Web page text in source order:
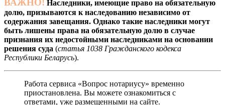
ВАЖНО! Наследники, имеющие право на обязательную
долю, призываются к наследованию независимо от
содержания завещания. Однако такие наследники могут
быть лишены права на обязательную долю в случае
признания их недостойными наследниками на основании
решения суда (статья 1038 Гражданского кодекса
Республики Беларусь).
Работа сервиса «Вопрос нотариусу» временно
приостановлена. Вы можете ознакомиться с
ответами, уже размещенными на сайте.